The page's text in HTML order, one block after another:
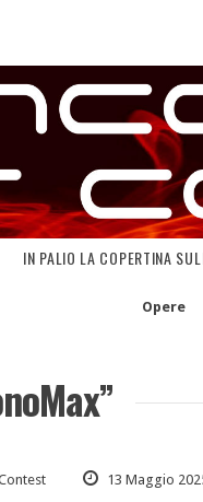
IN PALIO LA COPERTINA
Opere
13 Maggio